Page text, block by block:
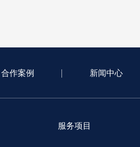
合作案例 新闻中心
服务项目